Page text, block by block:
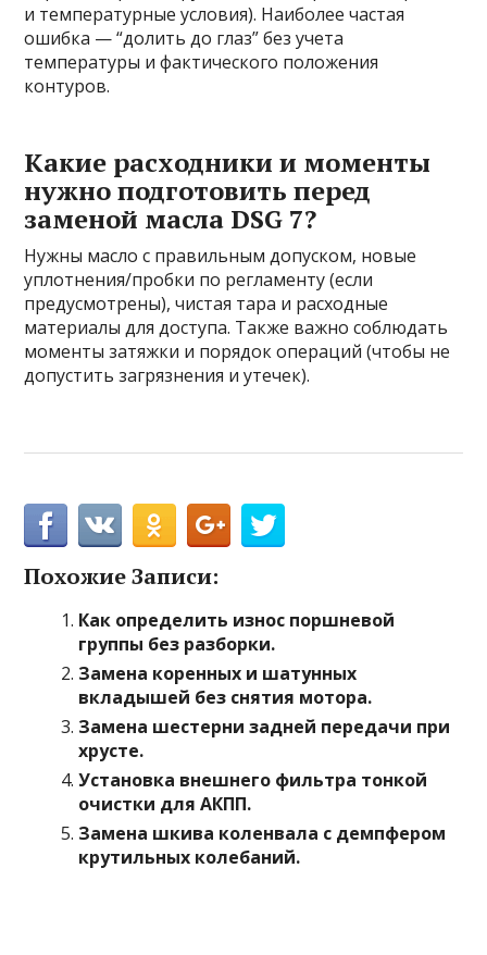
и температурные условия). Наиболее частая
ошибка — “долить до глаз” без учета
температуры и фактического положения
контуров.
Какие расходники и моменты
нужно подготовить перед
заменой масла DSG 7?
Нужны масло с правильным допуском, новые
уплотнения/пробки по регламенту (если
предусмотрены), чистая тара и расходные
материалы для доступа. Также важно соблюдать
моменты затяжки и порядок операций (чтобы не
допустить загрязнения и утечек).
Похожие Записи:
Как определить износ поршневой
группы без разборки.
Замена коренных и шатунных
вкладышей без снятия мотора.
Замена шестерни задней передачи при
хрусте.
Установка внешнего фильтра тонкой
очистки для АКПП.
Замена шкива коленвала с демпфером
крутильных колебаний.